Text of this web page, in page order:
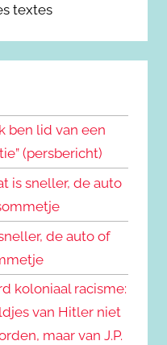
textes
ben lid van een
(persbericht)
is sneller, de auto
de auto of
koloniaal racisme:
van Hitler niet
maar van J.P.